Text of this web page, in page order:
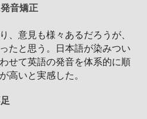
音矯正
、意見も様々あるだろうが、
たと思う。日本語が染みつい
せて英語の発音を体系的に順
高いと実感した。